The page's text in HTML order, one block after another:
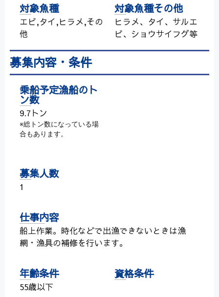
対象魚種
エビ,タイ,ヒラメ,その
他
対象魚種その他
ヒラメ、タイ、サルエ
ビ、ショウサイフグ等
募集内容・条件
乗船予定漁船のト
ン数
9.7トン
※総トン数になっている場
合もあります。
募集人数
1
仕事内容
船上作業。時化などで出漁できないときは漁
網・漁具の補修を行います。
年齢条件
55歳以下
資格条件